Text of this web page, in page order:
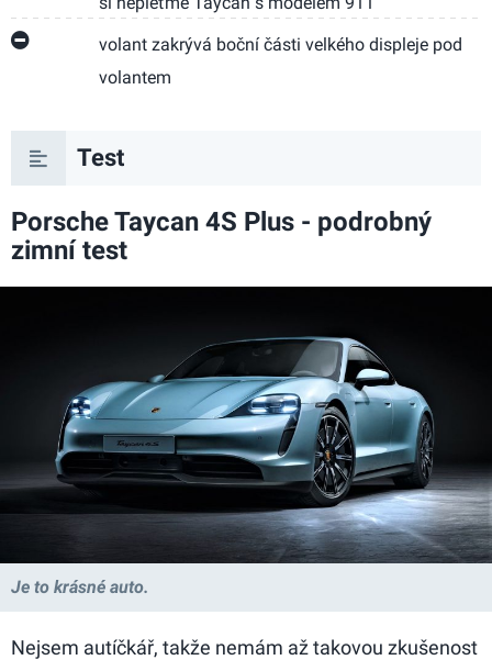
volant zakrývá boční části velkého displeje pod
volantem
Test
Porsche Taycan 4S Plus - podrobný
zimní test
Je to krásné auto.
Nejsem autíčkář, takže nemám až takovou zkušenost